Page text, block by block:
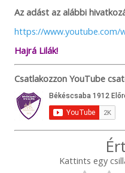
Az adást az alábbi
https://www.youtube.com/
Hajrá Lilák!
Csatlakozzon YouTube
Kattints egy